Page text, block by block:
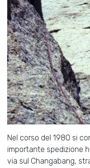
Nel corso del 1980 si
importante spedizione
via sul Changabang,